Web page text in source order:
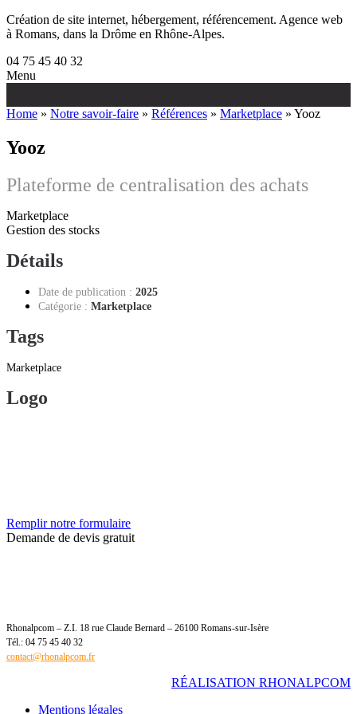
Création de site internet, hébergement, référencement. Agence web
à Romans, dans la Drôme en Rhône-Alpes.
04 75 45 40 32
Menu
contenu
Home » Notre savoir-faire » Références » Marketplace » Yooz
Yooz
Plateforme de centralisation des achats
Marketplace
Gestion des stocks
Détails
Date de publication : 2025
Catégorie : Marketplace
Tags
Marketplace
Logo
Remplir notre formulaire
Demande de devis gratuit
Rhonalpcom – Z.I. 18 rue Claude Bernard – 26100 Romans-sur-Isère
Tél.: 04 75 45 40 32
contact@rhonalpcom.fr
RÉALISATION RHONALPCOM
Mentions légales